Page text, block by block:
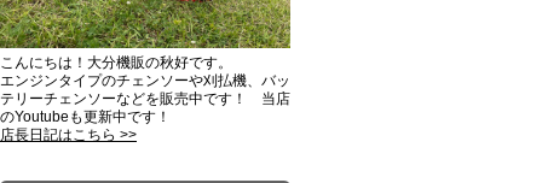
こんにちは！大分機販の秋好です。
エンジンタイプのチェンソーや刈払機、バッ
テリーチェンソーなどを販売中です！ 当店
のYoutubeも更新中です！
店長日記はこちら >>